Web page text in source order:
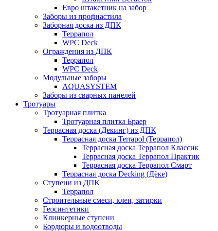
Евро штакетник на забор
Заборы из профнастила
Заборная доска из ДПК
Террапол
WPC Deck
Ограждения из ДПК
Террапол
WPC Deck
Модульные заборы
AQUASYSTEM
Заборы из сварных панелей
Тротуары
Тротуарная плитка
Тротуарная плитка Браер
Террасная доска (Декинг) из ДПК
Террасная доска Terrapol (Террапол)
Террасная доска Террапол Классик
Террасная доска Террапол Практик
Террасная доска Террапол Смарт
Террасная доска Decking (Дёке)
Ступени из ДПК
Террапол
Строительные смеси, клеи, затирки
Геосинтетики
Клинкерные ступени
Бордюры и водоотводы